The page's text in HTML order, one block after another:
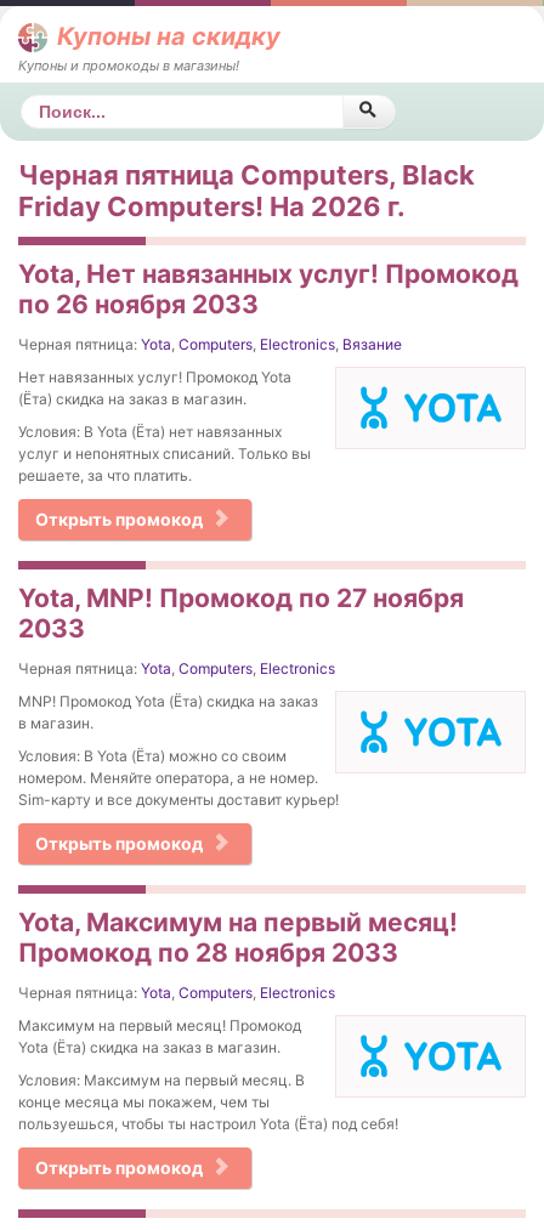
Купоны на скидку
Купоны и промокоды в магазины!
Поиск
Черная пятница Computers, Black
Friday Computers! На 2026 г.
Yota, Нет навязанных услуг! Промокод
по 26 ноября 2033
Черная пятница: Yota, Computers, Electronics, Вязание
Нет навязанных услуг! Промокод Yota
(Ёта) скидка на заказ в магазин.
Условия: В Yota (Ёта) нет навязанных
услуг и непонятных списаний. Только вы
решаете, за что платить.
Открыть промокод
Yota, MNP! Промокод по 27 ноября
2033
Черная пятница: Yota, Computers, Electronics
MNP! Промокод Yota (Ёта) скидка на заказ
в магазин.
Условия: В Yota (Ёта) можно со своим
номером. Меняйте оператора, а не номер.
Sim-карту и все документы доставит курьер!
Открыть промокод
Yota, Максимум на первый месяц!
Промокод по 28 ноября 2033
Черная пятница: Yota, Computers, Electronics
Максимум на первый месяц! Промокод
Yota (Ёта) скидка на заказ в магазин.
Условия: Максимум на первый месяц. В
конце месяца мы покажем, чем ты
пользуешься, чтобы ты настроил Yota (Ёта) под себя!
Открыть промокод